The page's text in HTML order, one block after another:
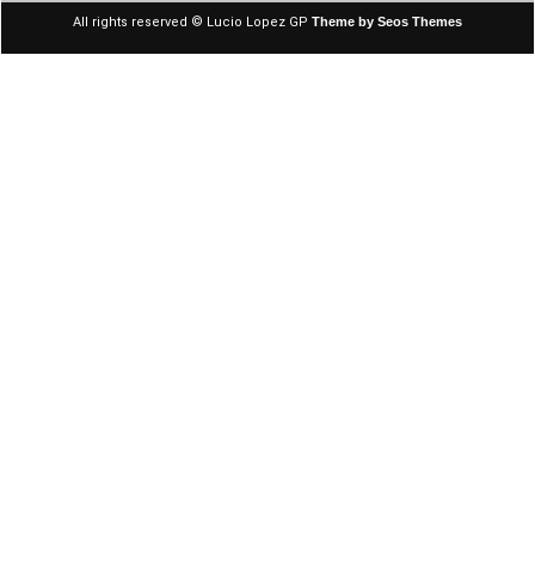
All rights reserved © Lucio Lopez GP Theme by Seos Themes